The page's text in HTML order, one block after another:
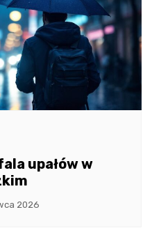
upałów w
2026